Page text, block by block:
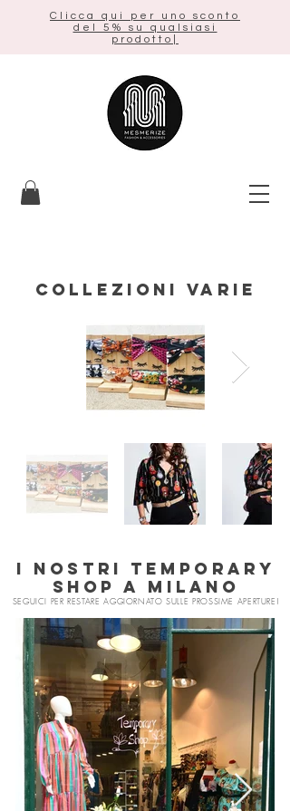
Clicca qui per uno sconto
del 5% su qualsiasi
prodotto|
COLLEZIONI VARIE
I nostri temporary
SHOP A MILANO
SEGUICI PER RESTARE AGGIORNATO SULLE PROSSIME APERTURE!